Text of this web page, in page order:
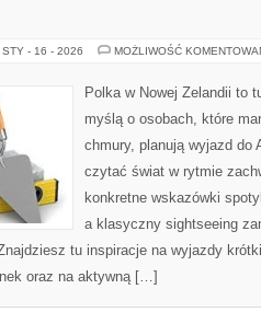
STY - 16 - 2026 MOŻLIWOŚĆ
Polka w Nowej Zelandii to
myślą o osobach, które
chmury, planują wyjazd do
czytać świat w rytmie
konkretne wskazówki
a klasyczny sightseeing
tu inspiracje na wyjazdy
oraz na aktywną […]